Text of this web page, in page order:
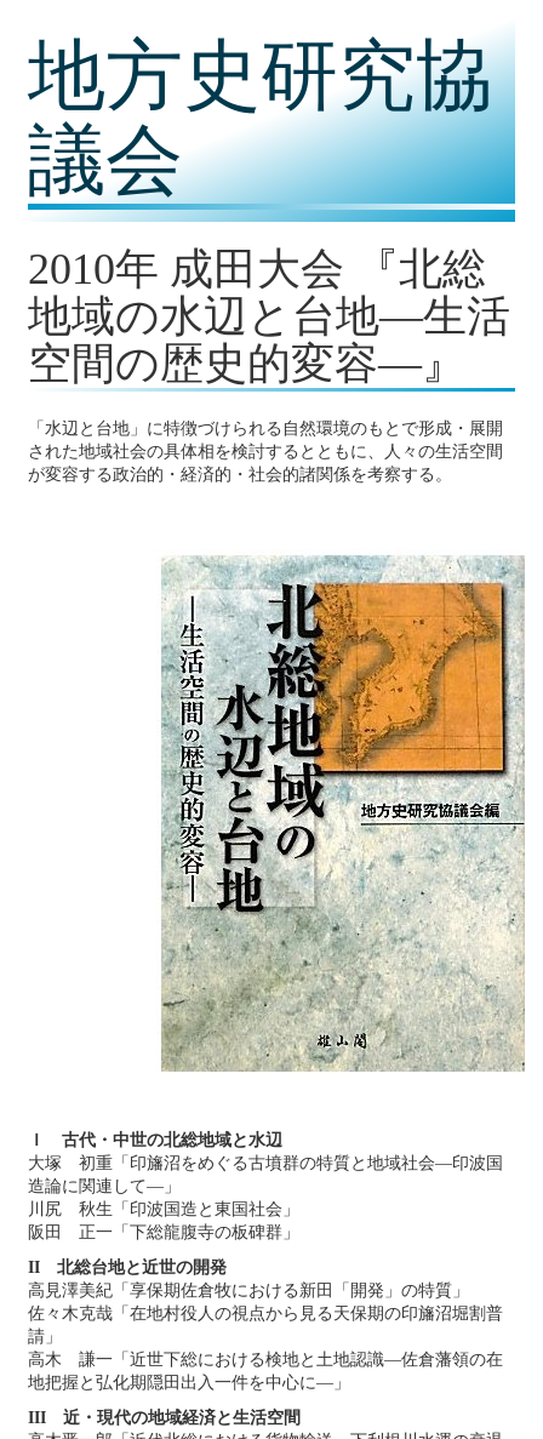
地方史研究協
議会
2010年 成田大会 『北総
地域の水辺と台地―生活
空間の歴史的変容―』
「水辺と台地」に特徴づけられる自然環境のもとで形成・展開
された地域社会の具体相を検討するとともに、人々の生活空間
が変容する政治的・経済的・社会的諸関係を考察する。
Ｉ 古代・中世の北総地域と水辺
大塚 初重「印旛沼をめぐる古墳群の特質と地域社会―印波国
造論に関連して―」
川尻 秋生「印波国造と東国社会」
阪田 正一「下総龍腹寺の板碑群」
II 北総台地と近世の開発
高見澤美紀「享保期佐倉牧における新田「開発」の特質」
佐々木克哉「在地村役人の視点から見る天保期の印旛沼堀割普
請」
高木 謙一「近世下総における検地と土地認識―佐倉藩領の在
地把握と弘化期隠田出入一件を中心に―」
III 近・現代の地域経済と生活空間